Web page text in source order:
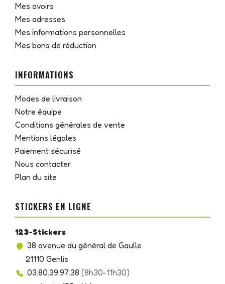
Mes avoirs
Mes adresses
Mes informations personnelles
Mes bons de réduction
INFORMATIONS
Modes de livraison
Notre équipe
Conditions générales de vente
Mentions légales
Paiement sécurisé
Nous contacter
Plan du site
STICKERS EN LIGNE
123-Stickers
38 avenue du général de Gaulle
21110 Genlis
03.80.39.97.38 (8h30-11h30)